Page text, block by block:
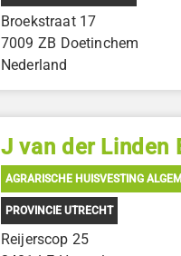
Broekstraat 17
7009 ZB Doetinchem
Nederland
J van der Linden
AGRARISCHE HUISVESTING
PROVINCIE UTRECHT
Reijerscop 25